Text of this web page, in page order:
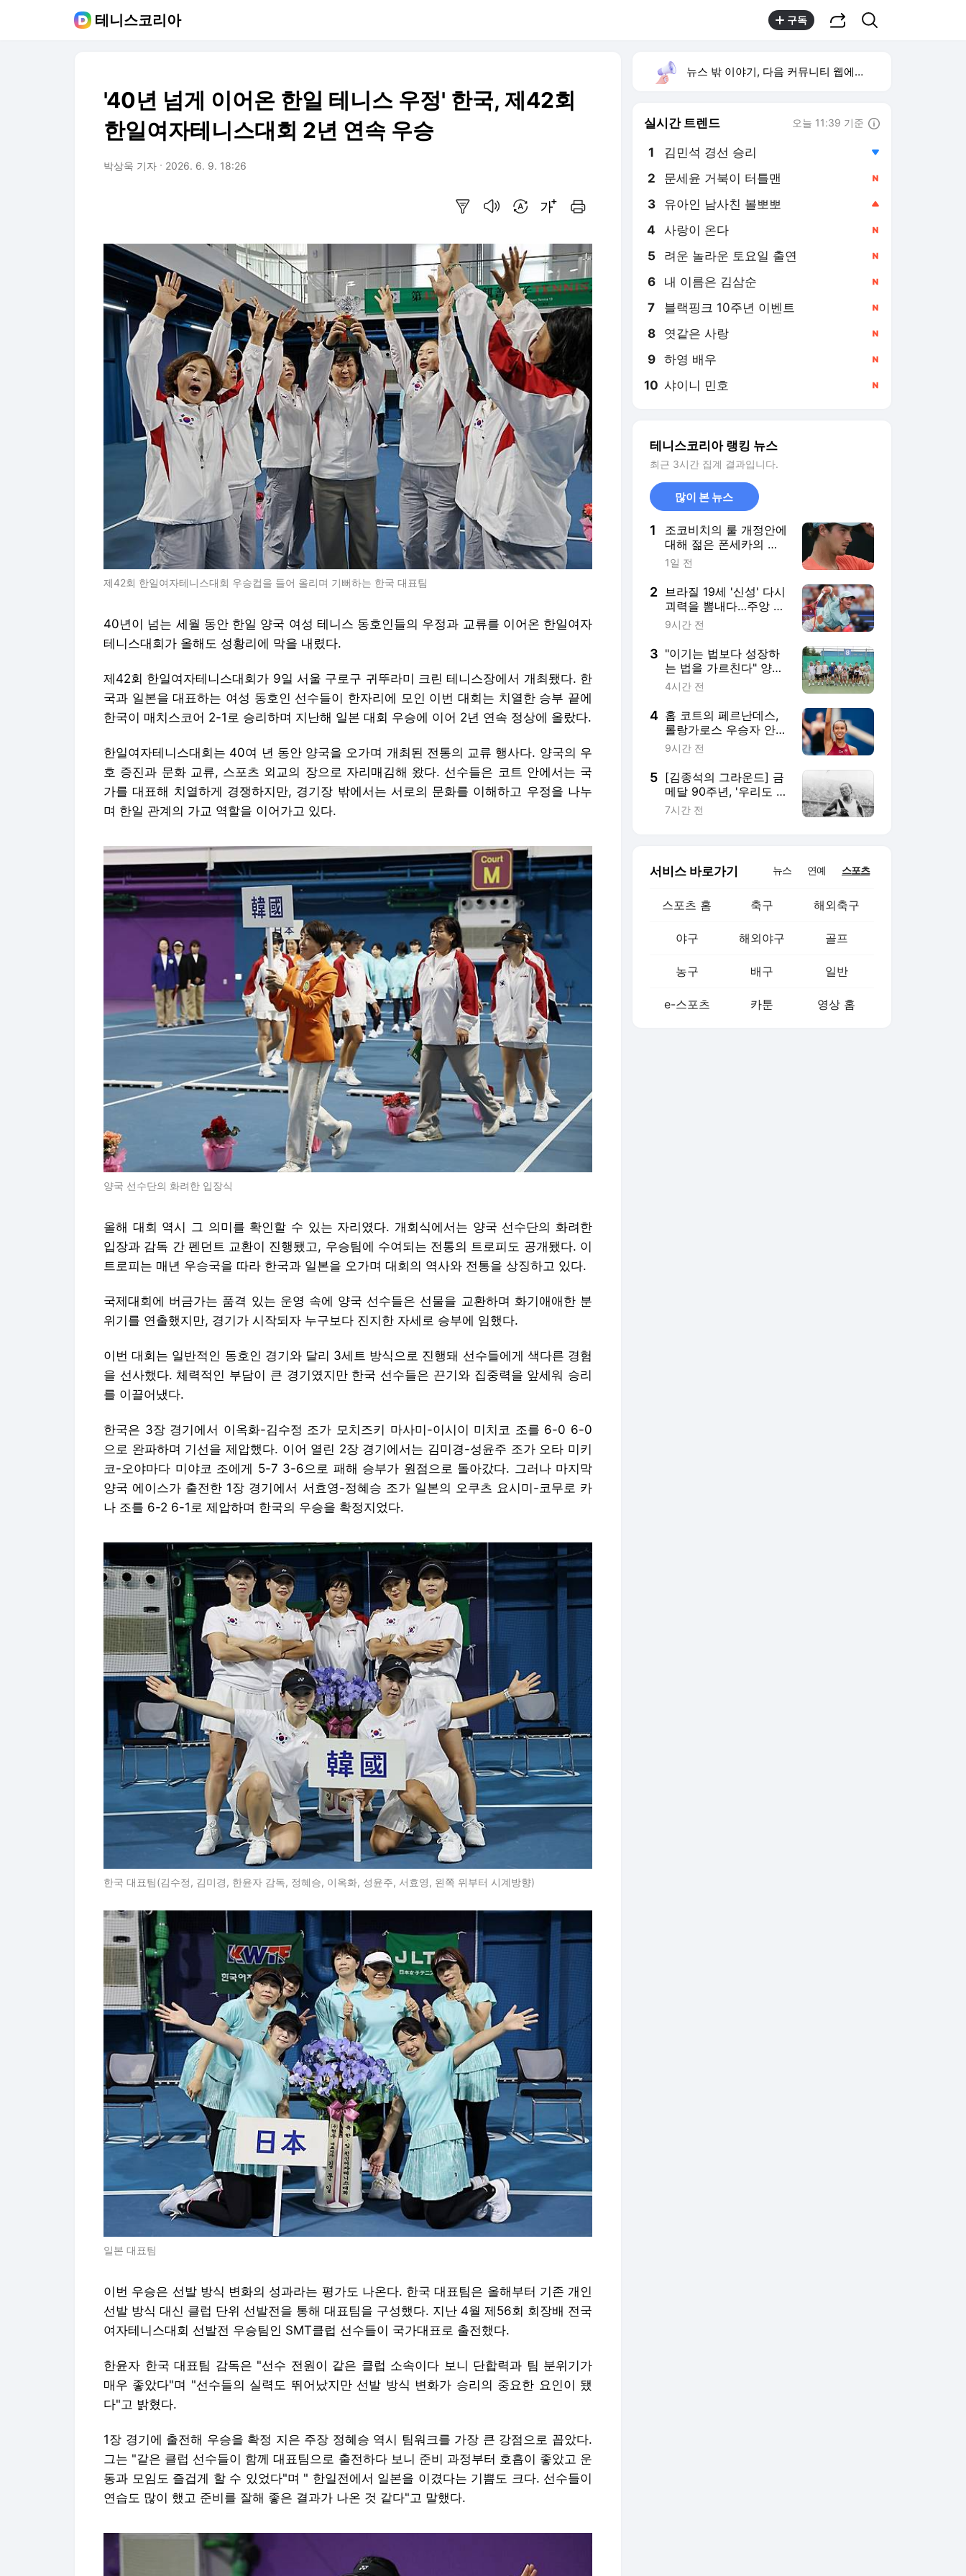
테니스코리아 구독
'40년 넘게 이어온 한일 테니스 우정' 한국, 제42회
한일여자테니스대회 2년 연속 우승
박상욱 기자 2026. 6. 9. 18:26
제42회 한일여자테니스대회 우승컵을 들어 올리며 기뻐하는 한국 대표팀
40년이 넘는 세월 동안 한일 양국 여성 테니스 동호인들의 우정과 교류를 이어온 한일여자
테니스대회가 올해도 성황리에 막을 내렸다.
제42회 한일여자테니스대회가 9일 서울 구로구 귀뚜라미 크린 테니스장에서 개최됐다. 한
국과 일본을 대표하는 여성 동호인 선수들이 한자리에 모인 이번 대회는 치열한 승부 끝에
한국이 매치스코어 2-1로 승리하며 지난해 일본 대회 우승에 이어 2년 연속 정상에 올랐다.
한일여자테니스대회는 40여 년 동안 양국을 오가며 개최된 전통의 교류 행사다. 양국의 우
호 증진과 문화 교류, 스포츠 외교의 장으로 자리매김해 왔다. 선수들은 코트 안에서는 국
가를 대표해 치열하게 경쟁하지만, 경기장 밖에서는 서로의 문화를 이해하고 우정을 나누
며 한일 관계의 가교 역할을 이어가고 있다.
양국 선수단의 화려한 입장식
올해 대회 역시 그 의미를 확인할 수 있는 자리였다. 개회식에서는 양국 선수단의 화려한
입장과 감독 간 펜던트 교환이 진행됐고, 우승팀에 수여되는 전통의 트로피도 공개됐다. 이
트로피는 매년 우승국을 따라 한국과 일본을 오가며 대회의 역사와 전통을 상징하고 있다.
국제대회에 버금가는 품격 있는 운영 속에 양국 선수들은 선물을 교환하며 화기애애한 분
위기를 연출했지만, 경기가 시작되자 누구보다 진지한 자세로 승부에 임했다.
이번 대회는 일반적인 동호인 경기와 달리 3세트 방식으로 진행돼 선수들에게 색다른 경험
을 선사했다. 체력적인 부담이 큰 경기였지만 한국 선수들은 끈기와 집중력을 앞세워 승리
를 이끌어냈다.
한국은 3장 경기에서 이옥화-김수정 조가 모치즈키 마사미-이시이 미치코 조를 6-0 6-0
으로 완파하며 기선을 제압했다. 이어 열린 2장 경기에서는 김미경-성윤주 조가 오타 미키
코-오야마다 미야코 조에게 5-7 3-6으로 패해 승부가 원점으로 돌아갔다. 그러나 마지막
양국 에이스가 출전한 1장 경기에서 서효영-정혜승 조가 일본의 오쿠츠 요시미-코무로 카
나 조를 6-2 6-1로 제압하며 한국의 우승을 확정지었다.
한국 대표팀(김수정, 김미경, 한윤자 감독, 정혜승, 이옥화, 성윤주, 서효영, 왼쪽 위부터 시계방향)
일본 대표팀
이번 우승은 선발 방식 변화의 성과라는 평가도 나온다. 한국 대표팀은 올해부터 기존 개인
선발 방식 대신 클럽 단위 선발전을 통해 대표팀을 구성했다. 지난 4월 제56회 회장배 전국
여자테니스대회 선발전 우승팀인 SMT클럽 선수들이 국가대표로 출전했다.
한윤자 한국 대표팀 감독은 "선수 전원이 같은 클럽 소속이다 보니 단합력과 팀 분위기가
매우 좋았다"며 "선수들의 실력도 뛰어났지만 선발 방식 변화가 승리의 중요한 요인이 됐
다"고 밝혔다.
1장 경기에 출전해 우승을 확정 지은 주장 정혜승 역시 팀워크를 가장 큰 강점으로 꼽았다.
그는 "같은 클럽 선수들이 함께 대표팀으로 출전하다 보니 준비 과정부터 호흡이 좋았고 운
동과 모임도 즐겁게 할 수 있었다"며 " 한일전에서 일본을 이겼다는 기쁨도 크다. 선수들이
연습도 많이 했고 준비를 잘해 좋은 결과가 나온 것 같다"고 말했다.
뉴스 밖 이야기, 다음 커뮤니티 웹에서 보기
실시간 트렌드 오늘 11:39 기준
1 김민석 경선 승리
2 문세윤 거북이 터틀맨
3 유아인 남사친 볼뽀뽀
4 사랑이 온다
5 려운 놀라운 토요일 출연
6 내 이름은 김삼순
7 블랙핑크 10주년 이벤트
8 엿같은 사랑
9 하영 배우
10 샤이니 민호
테니스코리아 랭킹 뉴스
최근 3시간 집계 결과입니다.
많이 본 뉴스
1
조코비치의 룰 개정안에
대해 젊은 폰세카의 반
응 "나이가 들어서 체력
제안을 한 게 아닐까?"
1일 전
2 브라질 19세 '신성' 다시
괴력을 뽐내다…주앙 폰
세카, 치치파스에 이어
9시간 전
3 "이기는 법보다 성장하
는 법을 가르친다" 양주
나정웅TA가 만드는 선
4시간 전
4 홈 코트의 페르난데스,
롤랑가로스 우승자 안드
레예바 완파하며 1년 만
9시간 전
5 [김종석의 그라운드] 금
메달 90주년, '우리도 할
수 있다' 보여준 손기정
7시간 전
서비스 바로가기 뉴스 연예 스포츠
스포츠 홈 축구 해외축구
야구 해외야구 골프
농구 배구 일반
e-스포츠 카툰 영상 홈